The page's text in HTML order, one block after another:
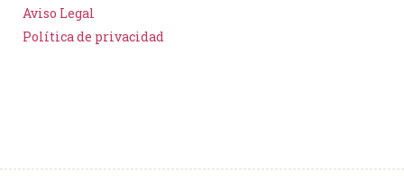
Aviso Legal
Política de privacidad